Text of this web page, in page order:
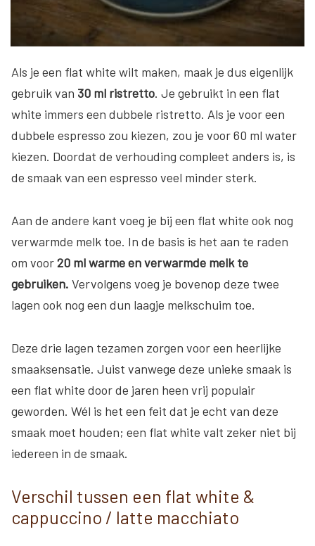
Als je een flat white wilt maken, maak je dus eigenlijk
gebruik van 30 ml ristretto. Je gebruikt in een flat
white immers een dubbele ristretto. Als je voor een
dubbele espresso zou kiezen, zou je voor 60 ml water
kiezen. Doordat de verhouding compleet anders is, is
de smaak van een espresso veel minder sterk.
Aan de andere kant voeg je bij een flat white ook nog
verwarmde melk toe. In de basis is het aan te raden
om voor20 ml warme en verwarmde melk te
gebruiken. Vervolgens voeg je bovenop deze twee
lagen ook nog een dun laagje melkschuim toe.
Deze drie lagen tezamen zorgen voor een heerlijke
smaaksensatie. Juist vanwege deze unieke smaak is
een flat white door de jaren heen vrij populair
geworden. Wél is het een feit dat je echt van deze
smaak moet houden; een flat white valt zeker niet bij
iedereen in de smaak.
Verschil tussen een flat white &
cappuccino / latte macchiato